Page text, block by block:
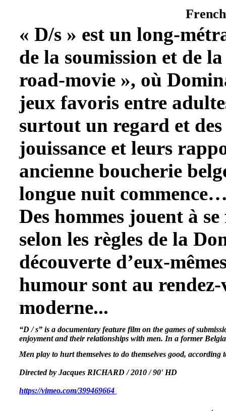
« D/s » est un long-
de la soumission et de
road-movie », où
jeux favoris entre
surtout un regard et
jouissance et leurs
ancienne boucherie
longue nuit
Des hommes jouent à
selon les règles de la
découverte d’eux-
humour sont au
moderne...
“D / s” is a documentary feature film on the games of
enjoyment and their relationships with men. In a former
Men play to hurt themselves to do themselves good,
Directed by Jacques RICHARD / 2010 / 90' HD
https://vimeo.com/399469664